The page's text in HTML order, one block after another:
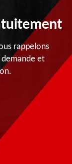
rappelons
et